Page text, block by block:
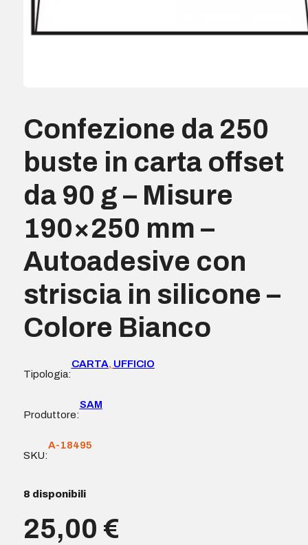
Confezione da 250
buste in carta offset
da 90 g – Misure
190×250 mm –
Autoadesive con
striscia in silicone –
Colore Bianco
Tipologia:
CARTA, UFFICIO
Produttore:
SAM
SKU:
A-18495
8 disponibili
25,00 €